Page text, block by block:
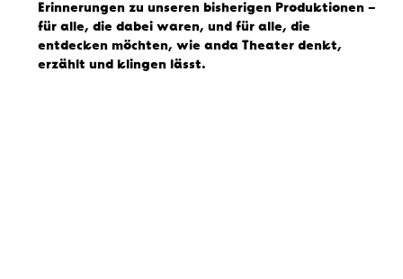
Erinnerungen zu unseren bisherigen Produktionen –
für alle, die dabei waren, und für alle, die
entdecken möchten, wie anda Theater denkt,
erzählt und klingen lässt.